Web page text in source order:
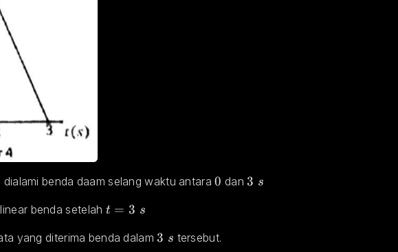
dialami benda daam selang waktu antara 0
0 dan 3\space s
3 s
benda setelah t=3\space s
t = 3 s
yang diterima benda dalam 3 \space s
3 s tersebut.